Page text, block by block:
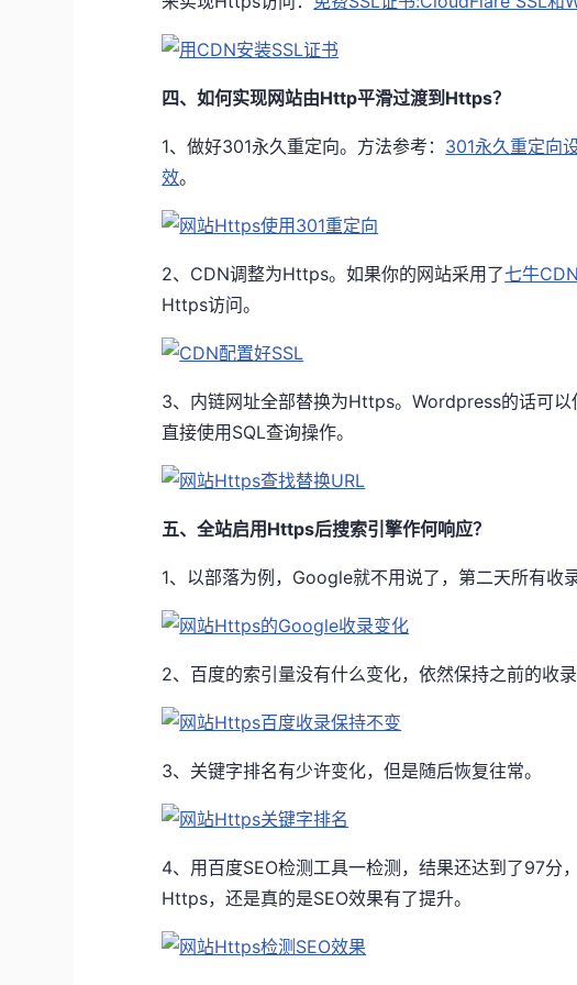
四、如何实现网站由Http平滑过渡到Https？
1、做好301永久重定向。方法参考： 301永久重定向
效。
2、CDN调整为Https。如果你的网站采用了七牛CDN
Https访问。
3、内链网址全部替换为Https。Wordpress的话可
直接使用SQL查询操作。
五、全站启用Https后搜索引擎作何响应？
1、以部落为例，Google就不用说了，第二天所有收
2、百度的索引量没有什么变化，依然保持之前的收录
3、关键字排名有少许变化，但是随后恢复往常。
4、用百度SEO检测工具一检测，结果还达到了97分
Https，还是真的是SEO效果有了提升。